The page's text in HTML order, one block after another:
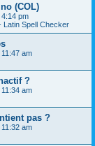
(COL)
pm
Latin Spell Checker
am
?
am
pas ?
am